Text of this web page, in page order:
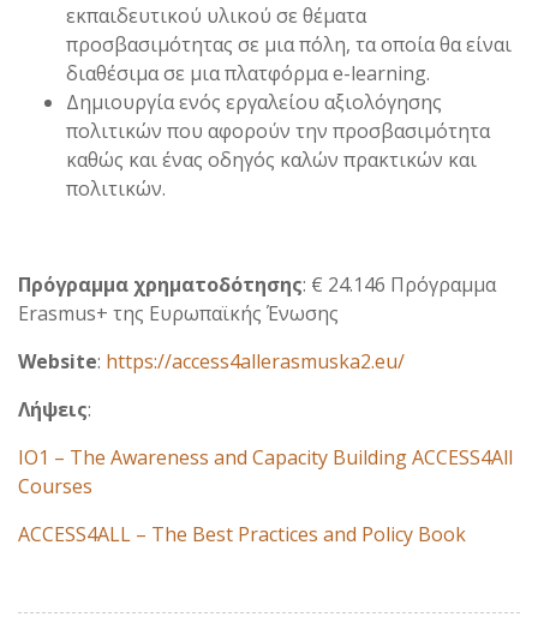
εκπαιδευτικού υλικού σε θέματα
προσβασιμότητας σε μια πόλη, τα οποία θα είναι
διαθέσιμα σε μια πλατφόρμα e-learning.
Δημιουργία ενός εργαλείου αξιολόγησης
πολιτικών που αφορούν την προσβασιμότητα
καθώς και ένας οδηγός καλών πρακτικών και
πολιτικών.
Πρόγραμμα χρηματοδότησης: € 24.146 Πρόγραμμα
Erasmus+ της Ευρωπαϊκής Ένωσης
Website: https://access4allerasmuska2.eu/
Λήψεις:
IO1 – The Awareness and Capacity Building ACCESS4All
Courses
ACCESS4ALL – The Best Practices and Policy Book